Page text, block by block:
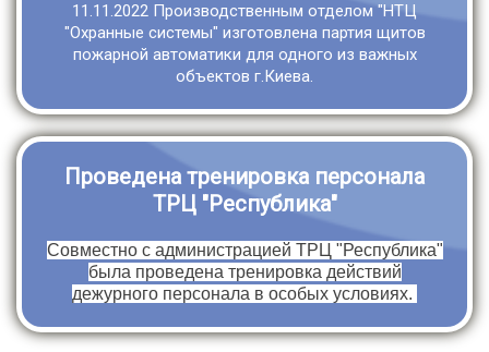
11.11.2022 Производственным отделом "НТЦ
"Охранные системы" изготовлена партия щитов
пожарной автоматики для одного из важных
объектов г.Киева.
Проведена тренировка персонала
ТРЦ "Республика"
Совместно с администрацией ТРЦ "Республика"
была проведена тренировка действий
дежурного персонала в особых условиях.